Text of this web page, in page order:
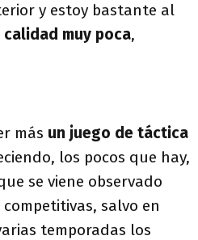
y estoy bastante al
calidad muy poca,
más un juego de táctica
los pocos que hay,
se viene observado
salvo en
temporadas los